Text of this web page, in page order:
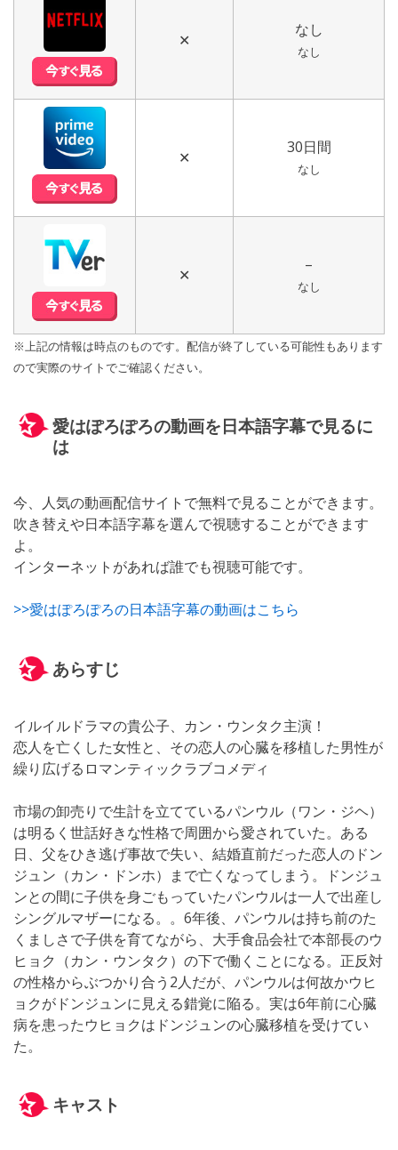
✕
なし
なし
✕
30日間
なし
✕
–
なし
※上記の情報は時点のものです。配信が終了している可能性もあります
ので実際のサイトでご確認ください。
愛はぽろぽろの動画を日本語字幕で見るに
は
今、人気の動画配信サイトで無料で見ることができます。
吹き替えや日本語字幕を選んで視聴することができます
よ。
インターネットがあれば誰でも視聴可能です。
>>愛はぽろぽろの日本語字幕の動画はこちら
あらすじ
イルイルドラマの貴公子、カン・ウンタク主演！
恋人を亡くした女性と、その恋人の心臓を移植した男性が
繰り広げるロマンティックラブコメディ
市場の卸売りで生計を立てているパンウル（ワン・ジヘ）
は明るく世話好きな性格で周囲から愛されていた。ある
日、父をひき逃げ事故で失い、結婚直前だった恋人のドン
ジュン（カン・ドンホ）まで亡くなってしまう。ドンジュ
ンとの間に子供を身ごもっていたパンウルは一人で出産し
シングルマザーになる。。6年後、パンウルは持ち前のた
くましさで子供を育てながら、大手食品会社で本部長のウ
ヒョク（カン・ウンタク）の下で働くことになる。正反対
の性格からぶつかり合う2人だが、パンウルは何故かウヒ
ョクがドンジュンに見える錯覚に陥る。実は6年前に心臓
病を患ったウヒョクはドンジュンの心臓移植を受けてい
た。
キャスト